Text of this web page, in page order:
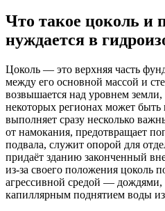
Что такое цоколь и
нуждается в
Цоколь — это верхняя часть
между его основной массой и
возвышается над уровнем
некоторых регионах может
выполняет сразу несколько
от намокания, предотвращает
подвала, служит опорой для
придаёт зданию законченный
из-за своего положения цоколь
агрессивной средой — дождями,
капиллярным поднятием воды из